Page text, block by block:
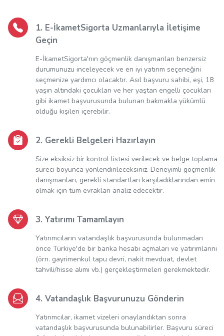
1. E-İkametSigorta Uzmanlarıyla İletişime
Geçin
E-İkametSigorta'nın göçmenlik danışmanları benzersiz
durumunuzu inceleyecek ve en iyi yatırım seçeneğini
seçmenize yardımcı olacaktır. Asıl başvuru sahibi, eşi, 18
yaşın altındaki çocukları ve her yaştan engelli çocukları
gibi ikamet başvurusunda bulunan bakmakla yükümlü
olduğu kişileri içerebilir.
2. Gerekli Belgeleri Hazırlayın
Size eksiksiz bir kontrol listesi verilecek ve belge toplama
süreci boyunca yönlendirileceksiniz. Deneyimli göçmenlik
danışmanları, gerekli standartları karşıladıklarından emin
olmak için tüm evrakları analiz edecektir.
3. Yatırımı Tamamlayın
Yatırımcıların vatandaşlık başvurusunda bulunmadan
önce Türkiye'de bir banka hesabı açmaları ve yatırımlarını
(örn. gayrimenkul tapu devri, nakit mevduat, devlet
tahvili/hisse alımı vb.) gerçekleştirmeleri gerekmektedir.
4. Vatandaşlık Başvurunuzu Gönderin
Yatırımcılar, ikamet vizeleri onaylandıktan sonra
vatandaşlık başvurusunda bulunabilirler. Başvuru süreci